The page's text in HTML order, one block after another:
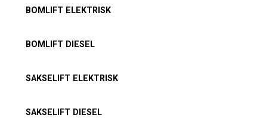
BOMLIFT ELEKTRISK
BOMLIFT DIESEL
SAKSELIFT ELEKTRISK
SAKSELIFT DIESEL